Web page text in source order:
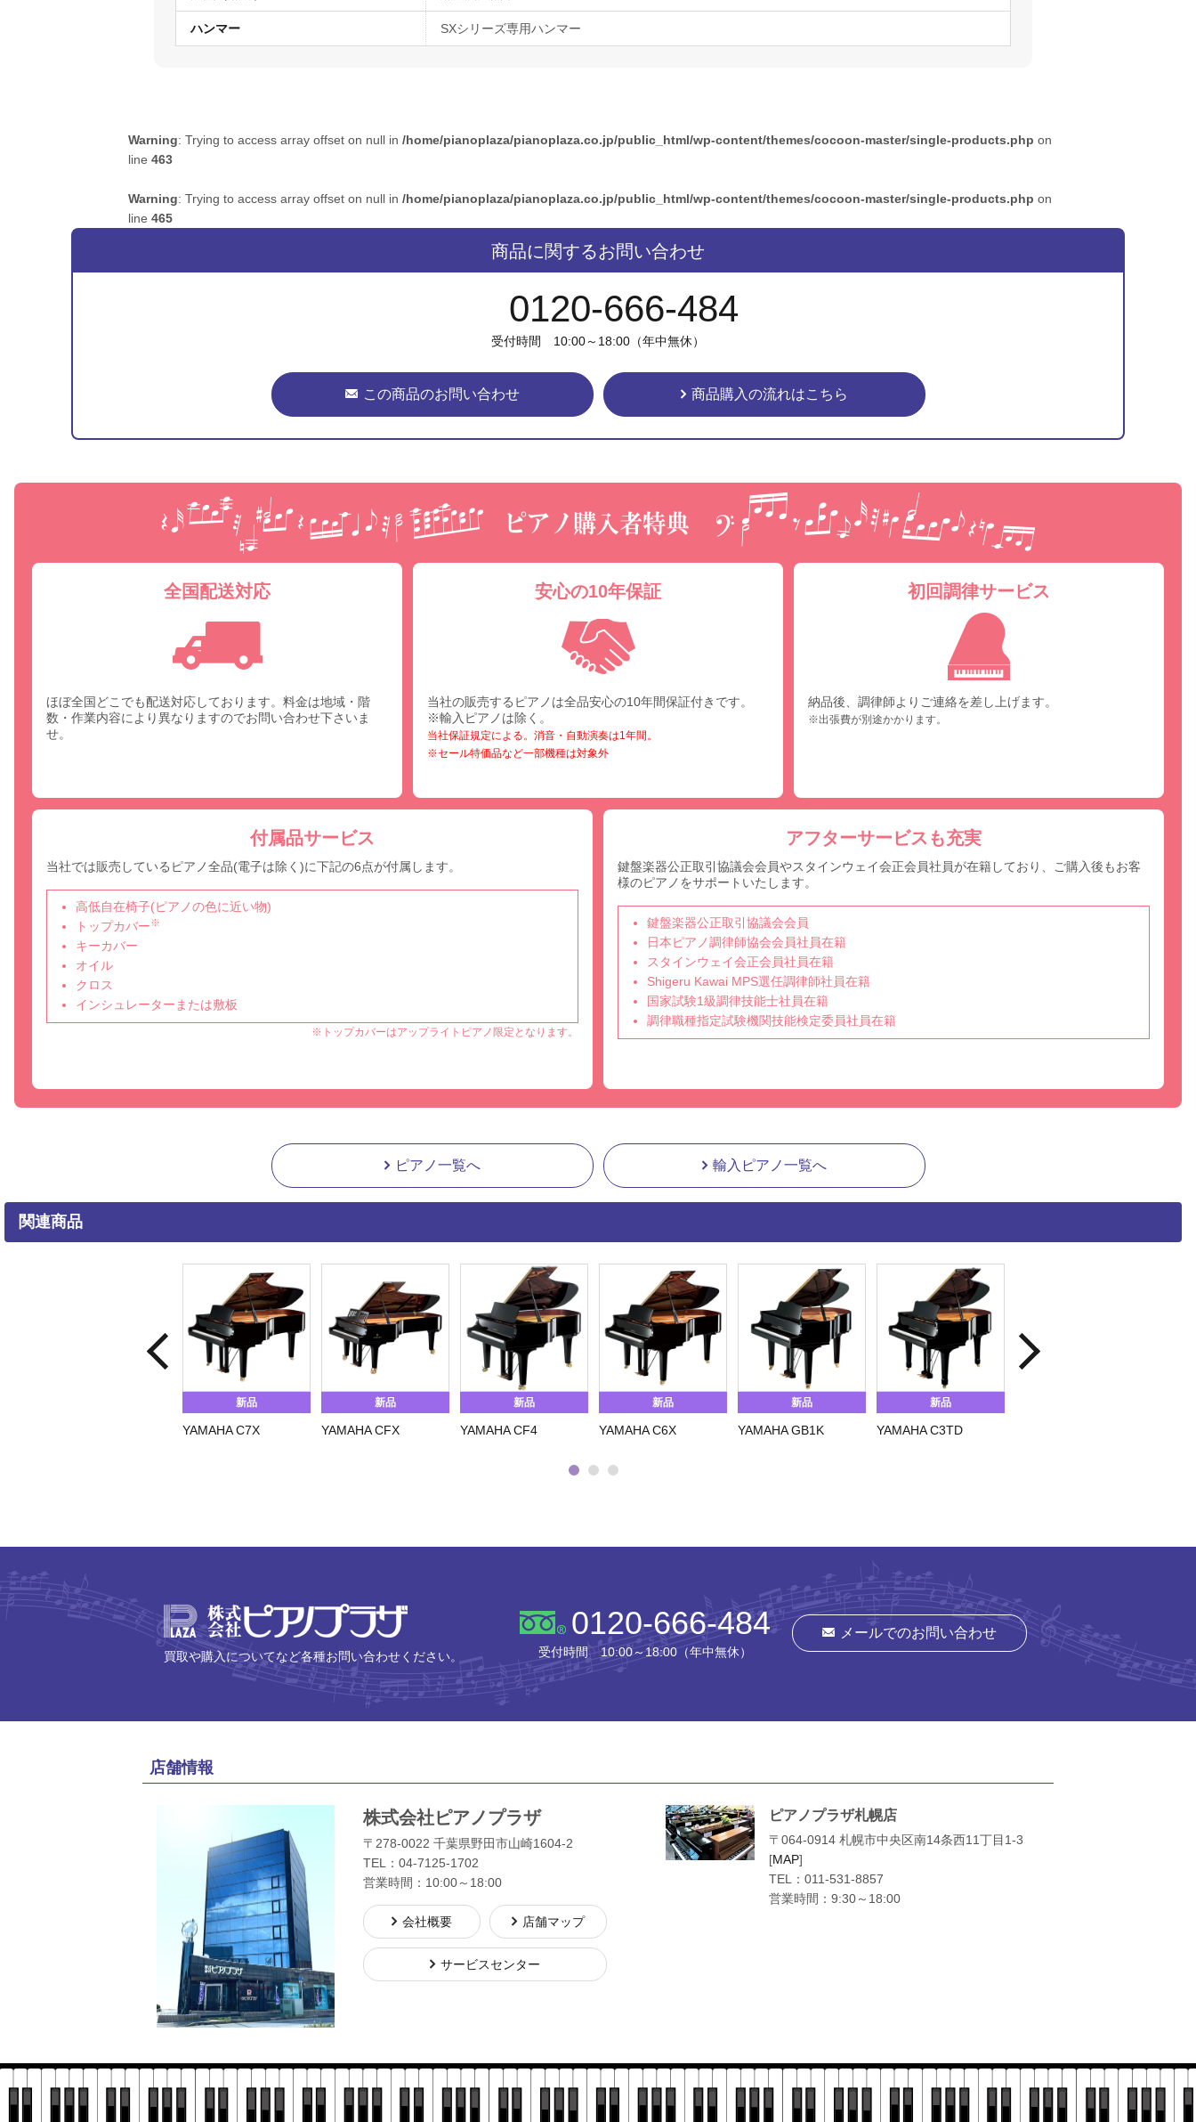
ハンマー SXシリーズ専用ハンマー
Warning: Trying to access array offset on null in /home/pianoplaza/pianoplaza.co.jp/public_html/wp-content/themes/cocoon-master/single-products.php on
line 463
Warning: Trying to access array offset on null in /home/pianoplaza/pianoplaza.co.jp/public_html/wp-content/themes/cocoon-master/single-products.php on
line 465
商品に関するお問い合わせ
0120-666-484
受付時間 10:00～18:00（年中無休）
この商品のお問い合わせ 商品購入の流れはこちら
ピ
全国配送対応
ほぼ全国どこでも配送対応しております。料金は地域・階
数・作業内容により異なりますのでお問い合わせ下さいま
せ。
安心の10年保証
当社の販売するピアノは全品安心の10年間保証付きです。
※輸入ピアノは除く。
当社保証規定による。消音・自動演奏は1年間。
※セール特価品など一部機種は対象外
初回調律サービス
納品後、調律師よりご連絡を差し上げます。
※出張費が別途かかります。
付属品サービス
当社では販売しているピアノ全品(電子は除く)に下記の6点が付属します。
高低自在椅子(ピアノの色に近い物)
トップカバー※
キーカバー
オイル
クロス
インシュレーターまたは敷板
※トップカバーはアップライトピアノ限定となります。
アフターサービスも充実
鍵盤楽器公正取引協議会会員やスタインウェイ会正会員社員が在籍しており、ご購入後もお客
様のピアノをサポートいたします。
鍵盤楽器公正取引協議会会員
日本ピアノ調律師協会会員社員在籍
スタインウェイ会正会員社員在籍
Shigeru Kawai MPS選任調律師社員在籍
国家試験1級調律技能士社員在籍
調律職種指定試験機関技能検定委員社員在籍
ピアノ一覧へ 輸入ピアノ一覧へ
関連商品
新品
YAMAHA C7X
新品
YAMAHA CFX
新品
YAMAHA CF4
新品
YAMAHA C6X
新品
YAMAHA GB1K
新品
YAMAHA C3TD
株式会社ピアノプラザ
買取や購入についてなど各種お問い合わせください。
0120-666-484
受付時間 10:00～18:00（年中無休）
メールでのお問い合わせ
店舗情報
株式会社ピアノプラザ
〒278-0022 千葉県野田市山崎1604-2
TEL： 04-7125-1702
営業時間：10:00～18:00
会社概要 店舗マップ
サービスセンター
ピアノプラザ札幌店
〒064-0914 札幌市中央区南14条西11丁目1-3
[MAP]
TEL： 011-531-8857
営業時間：9:30～18:00